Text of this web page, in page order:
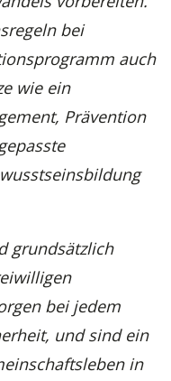
bei
auch
wie ein
Prävention
grundsätzlich
bei jedem
und sind ein
in